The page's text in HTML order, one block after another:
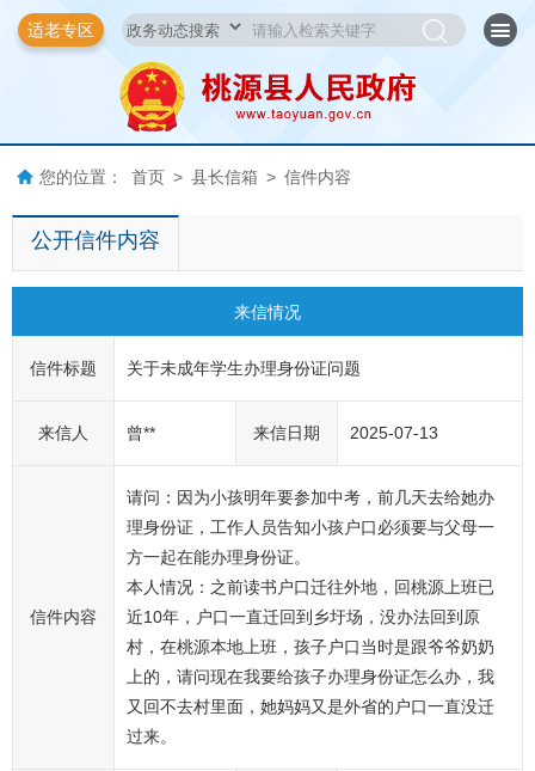
适老专区
您的位置： 首页 > 县长信箱 > 信件内容
公开信件内容
来信情况
信件标题 关于未成年学生办理身份证问题
来信人 曾** 来信日期 2025-07-13
信件内容
请问：因为小孩明年要参加中考，前几天去给她办
理身份证，工作人员告知小孩户口必须要与父母一
方一起在能办理身份证。
本人情况：之前读书户口迁往外地，回桃源上班已
近10年，户口一直迁回到乡圩场，没办法回到原
村，在桃源本地上班，孩子户口当时是跟爷爷奶奶
上的，请问现在我要给孩子办理身份证怎么办，我
又回不去村里面，她妈妈又是外省的户口一直没迁
过来。